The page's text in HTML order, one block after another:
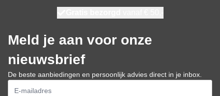
Meld je aan voor onze
nieuwsbrief
De beste aanbiedingen en persoonlijk advies direct in je inbox.